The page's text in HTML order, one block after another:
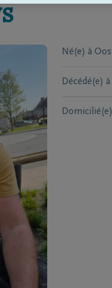
Né(e) à
Décédé(e) à